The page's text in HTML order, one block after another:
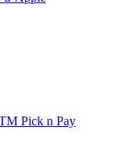
Pick n Pay